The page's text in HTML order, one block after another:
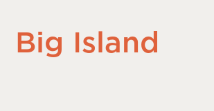
Big Island